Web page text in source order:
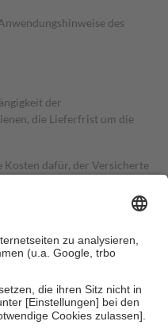
des
der
die Lieferfrist um die
dafür, der Versicherte
Kosten der Leistung